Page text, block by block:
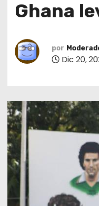
Ghana
por
Dic 20,